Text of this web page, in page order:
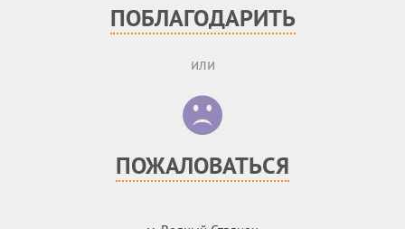
ПОБЛАГОДАРИТЬ
или
ПОЖАЛОВАТЬСЯ